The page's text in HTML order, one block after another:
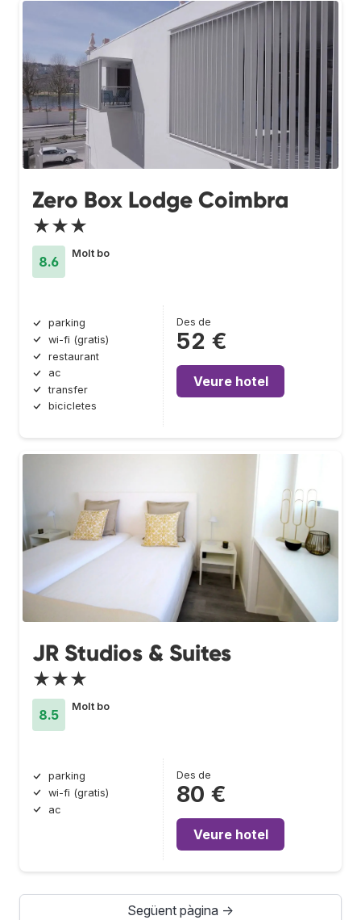
Zero Box Lodge Coimbra
★★★
8.6
Molt bo
parking
wi-fi (gratis)
restaurant
ac
transfer
bicicletes
Des de
52 €
Veure hotel
JR Studios & Suites
★★★
8.5
Molt bo
parking
wi-fi (gratis)
ac
Des de
80 €
Veure hotel
Següent pàgina →